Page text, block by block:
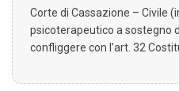
Corte di Cassazione – Civile
psicoterapeutico a sostegno
confliggere con l’art. 32